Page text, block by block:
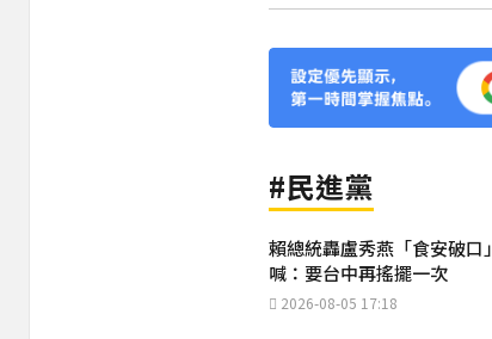
#民進黨
賴總統轟盧秀燕「食安破口」
喊：要台中再搖擺一次
2026-08-05 17:18